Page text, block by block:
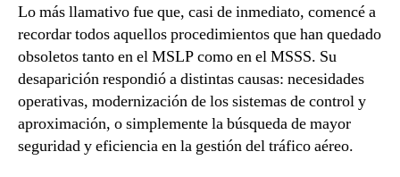
Lo más llamativo fue que, casi de inmediato, comencé a
recordar todos aquellos procedimientos que han quedado
obsoletos tanto en el MSLP como en el MSSS. Su
desaparición respondió a distintas causas: necesidades
operativas, modernización de los sistemas de control y
aproximación, o simplemente la búsqueda de mayor
seguridad y eficiencia en la gestión del tráfico aéreo.